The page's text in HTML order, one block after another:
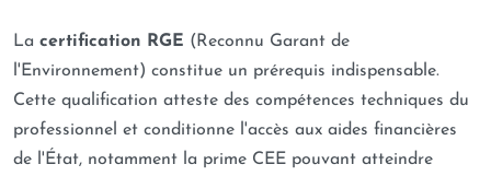
La certification RGE (Reconnu Garant de
l'Environnement) constitue un prérequis indispensable.
Cette qualification atteste des compétences techniques du
professionnel et conditionne l'accès aux aides financières
de l'État, notamment la prime CEE pouvant atteindre